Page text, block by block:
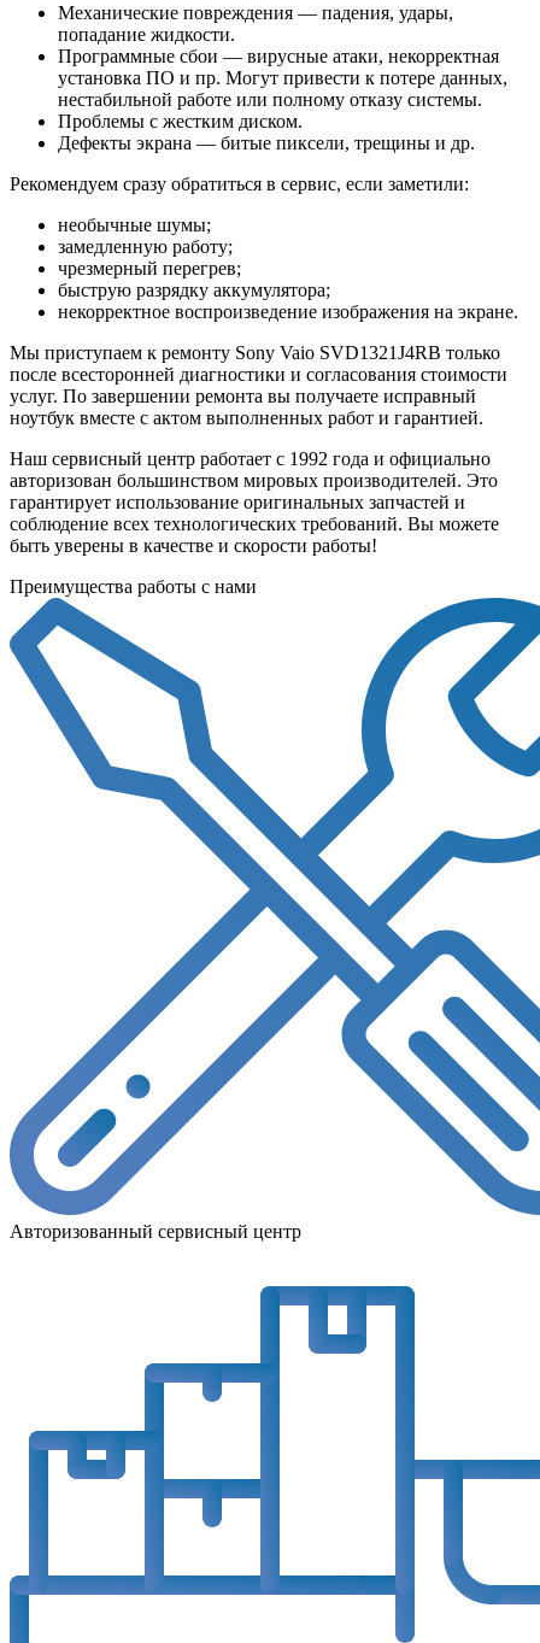
Механические повреждения — падения, удары,
попадание жидкости.
Программные сбои — вирусные атаки, некорректная
установка ПО и пр. Могут привести к потере данных,
нестабильной работе или полному отказу системы.
Проблемы с жестким диском.
Дефекты экрана — битые пиксели, трещины и др.
Рекомендуем сразу обратиться в сервис, если заметили:
необычные шумы;
замедленную работу;
чрезмерный перегрев;
быструю разрядку аккумулятора;
некорректное воспроизведение изображения на экране.
Мы приступаем к ремонту Sony Vaio SVD1321J4RB только
после всесторонней диагностики и согласования стоимости
услуг. По завершении ремонта вы получаете исправный
ноутбук вместе с актом выполненных работ и гарантией.
Наш сервисный центр работает с 1992 года и официально
авторизован большинством мировых производителей. Это
гарантирует использование оригинальных запчастей и
соблюдение всех технологических требований. Вы можете
быть уверены в качестве и скорости работы!
Преимущества работы с нами
Авторизованный сервисный центр